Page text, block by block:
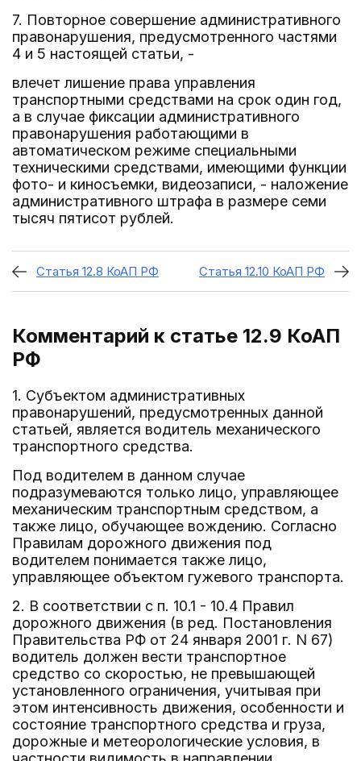
7. Повторное совершение административного
правонарушения, предусмотренного частями
4 и 5 настоящей статьи, -
влечет лишение права управления
транспортными средствами на срок один год,
а в случае фиксации административного
правонарушения работающими в
автоматическом режиме специальными
техническими средствами, имеющими функции
фото- и киносъемки, видеозаписи, - наложение
административного штрафа в размере семи
тысяч пятисот рублей.
Статья 12.8 КоАП РФ Статья 12.10 КоАП РФ
Комментарий к статье 12.9 КоАП
РФ
1. Субъектом административных
правонарушений, предусмотренных данной
статьей, является водитель механического
транспортного средства.
Под водителем в данном случае
подразумеваются только лицо, управляющее
механическим транспортным средством, а
также лицо, обучающее вождению. Согласно
Правилам дорожного движения под
водителем понимается также лицо,
управляющее объектом гужевого транспорта.
2. В соответствии с п. 10.1 - 10.4 Правил
дорожного движения (в ред. Постановления
Правительства РФ от 24 января 2001 г. N 67)
водитель должен вести транспортное
средство со скоростью, не превышающей
установленного ограничения, учитывая при
этом интенсивность движения, особенности и
состояние транспортного средства и груза,
дорожные и метеорологические условия, в